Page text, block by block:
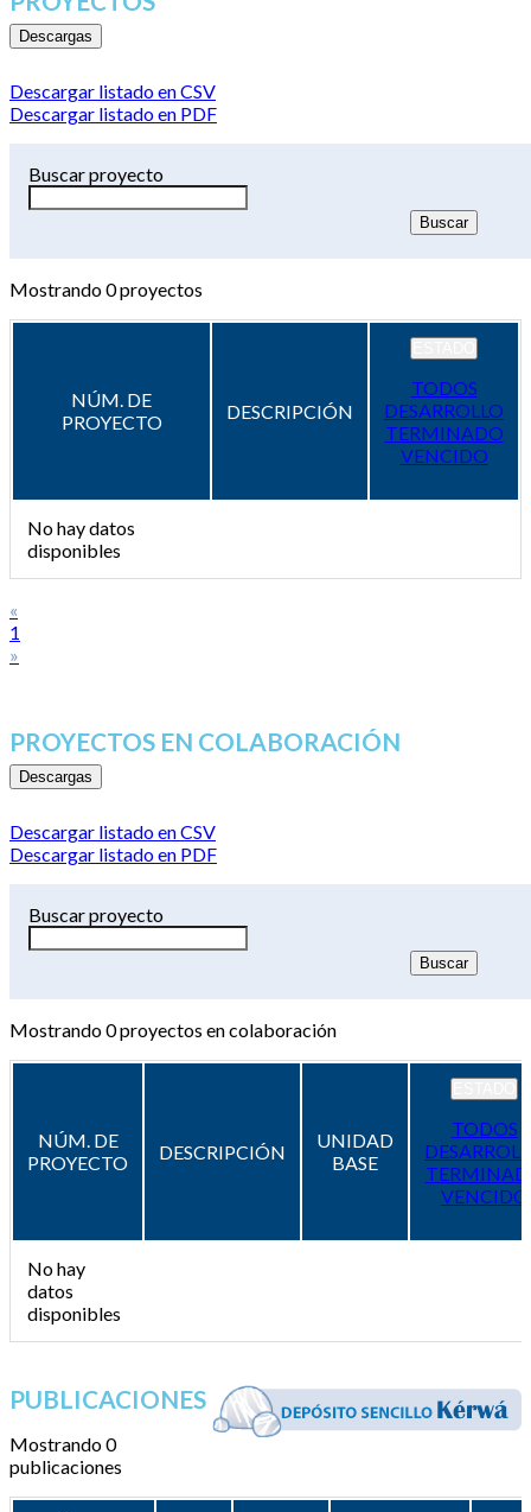
Descargas
Descargar listado en CSV
Descargar listado en PDF
Buscar proyecto
Mostrando0proyectos
NÚM. DE
PROYECTO
DESCRIPCIÓN
TODOS
DESARROLLO
TERMINADO
VENCIDO
No hay datos
disponibles
«
1
»
PROYECTOS EN COLABORACIÓN
Descargas
Descargar listado en CSV
Descargar listado en PDF
Buscar proyecto
Mostrando0proyectos en colaboración
NÚM. DE
PROYECTO
DESCRIPCIÓN
UNIDAD
BASE
TODOS
VENCIDO
No hay
datos
disponibles
PUBLICACIONES
Mostrando 0
publicaciones